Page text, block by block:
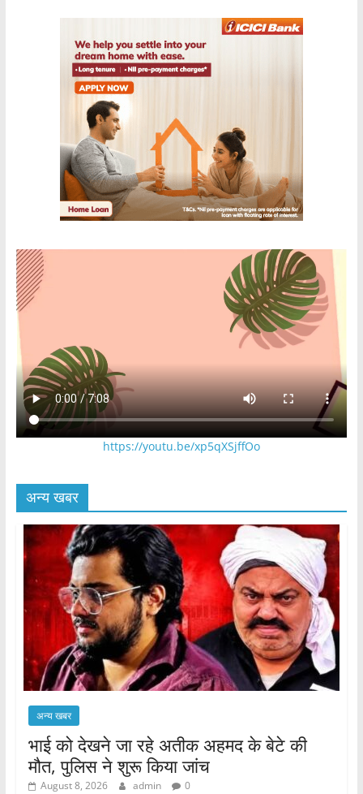
https://youtu.be/xp5qXSjffOo
अन्य खबर
अन्य खबर
भाई को देखने जा रहे अतीक अहमद के बेटे की
मौत, पुलिस ने शुरू किया जांच
August 8, 2026 admin 0